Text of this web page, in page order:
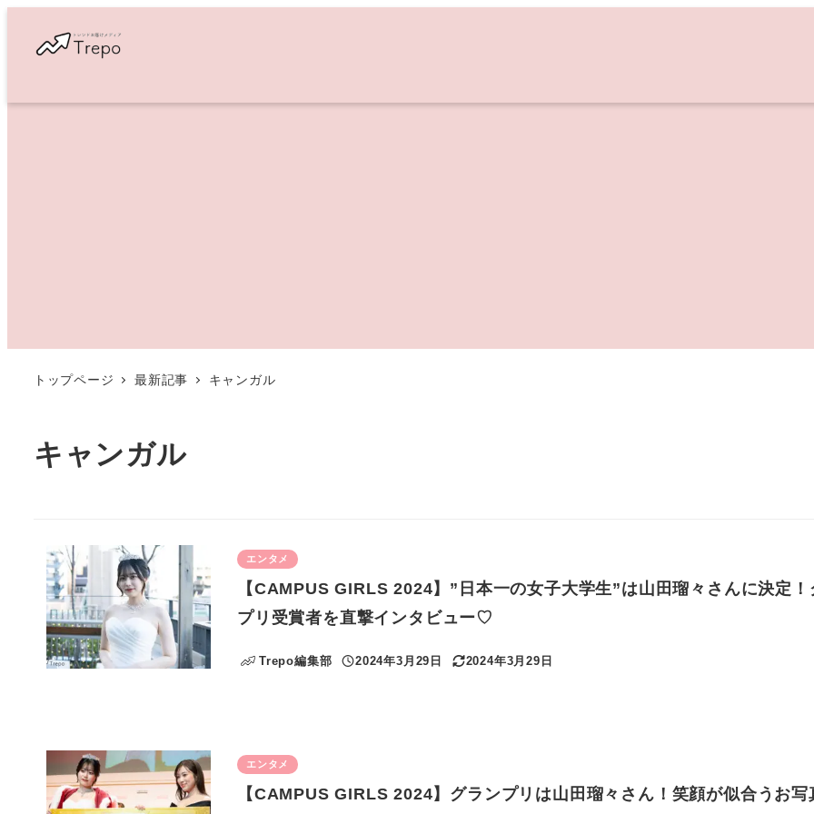
トップページ 最新記事 キャンガル
キャンガル
エンタメ
【CAMPUS GIRLS 2024】”日本一の女子大学生”は山田瑠々さんに決定！
プリ受賞者を直撃インタビュー♡
Trepo編集部
投稿日
2024年3月29日
更新日
2024年3月29日
エンタメ
【CAMPUS GIRLS 2024】グランプリは山田瑠々さん！笑顔が似合うお